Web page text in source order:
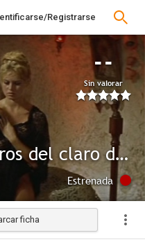
Registrarse
--
Sin valorar
Los joyeros del claro de luna
Estrenada
ficha